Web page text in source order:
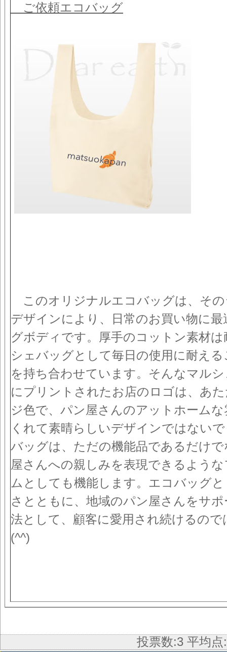
ご依頼エコバッグ
このオリジナルエコバッグは、そ
デザインにより、日常のお買い物に
グボディです。厚手のコットン素材
シェバッグとして毎日の使用に耐え
を持ち合わせています。そんなマル
にプリントされたお店のロゴは、あ
ジ色で、パン屋さんのアットホーム
くれて素晴らしいデザインではない
バッグは、ただの機能品であるだけ
屋さんへの親しみを表現できるよう
ムとしても機能します。エコバッグ
さとともに、地域のパン屋さんをサ
法として、顧客に愛用され続けるの
(^^)
投票数:3 平均